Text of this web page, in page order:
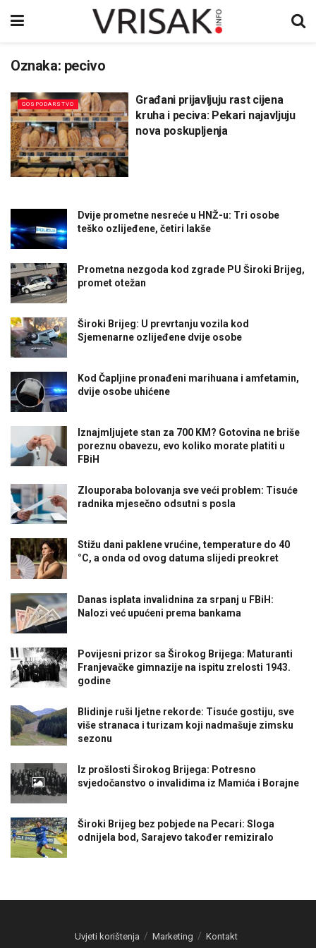
Oznaka: pecivo
GOSPODARSTVO
Građani prijavljuju rast cijena
kruha i peciva: Pekari najavljuju
nova poskupljenja
Dvije prometne nesreće u HNŽ-u: Tri osobe
teško ozlijeđene, četiri lakše
Prometna nezgoda kod zgrade PU Široki Brijeg,
promet otežan
Široki Brijeg: U prevrtanju vozila kod
Sjemenarne ozlijeđene dvije osobe
Kod Čapljine pronađeni marihuana i amfetamin,
dvije osobe uhićene
Iznajmljujete stan za 700 KM? Gotovina ne briše
poreznu obavezu, evo koliko morate platiti u
FBiH
Zlouporaba bolovanja sve veći problem: Tisuće
radnika mjesečno odsutni s posla
Stižu dani paklene vrućine, temperature do 40
°C, a onda od ovog datuma slijedi preokret
Danas isplata invalidnina za srpanj u FBiH:
Nalozi već upućeni prema bankama
Povijesni prizor sa Širokog Brijega: Maturanti
Franjevačke gimnazije na ispitu zrelosti 1943.
godine
Blidinje ruši ljetne rekorde: Tisuće gostiju, sve
više stranaca i turizam koji nadmašuje zimsku
sezonu
Iz prošlosti Širokog Brijega: Potresno
svjedočanstvo o invalidima iz Mamića i Borajne
Široki Brijeg bez pobjede na Pecari: Sloga
odnijela bod, Sarajevo također remiziralo
Uvjeti korištenja Marketing Kontakt